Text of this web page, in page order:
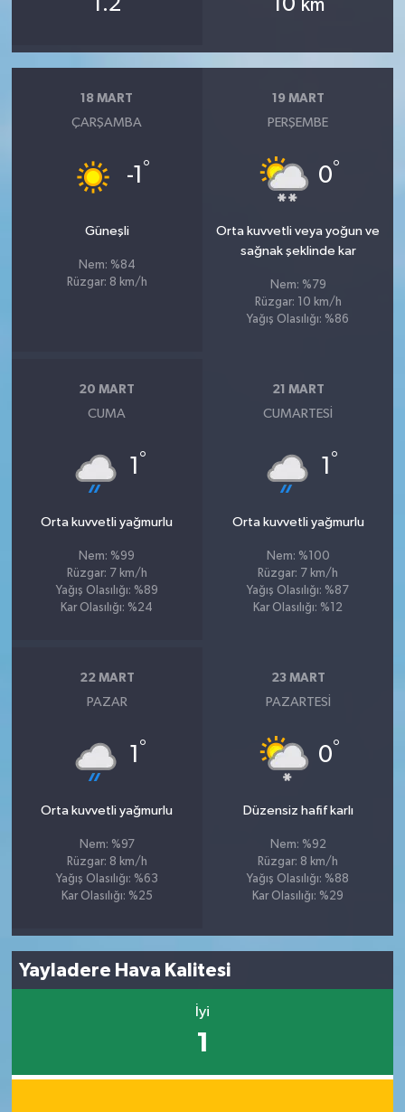
1.2 10 km
18 MART
ÇARŞAMBA
-1 °
Güneşli
Nem: %84
Rüzgar: 8 km/h
19 MART
PERŞEMBE
0°
Orta kuvvetli veya yoğun ve
sağnak şeklinde kar
Nem: %79
Rüzgar: 10 km/h
Yağış Olasılığı: %86
20 MART
CUMA
1 °
Orta kuvvetli yağmurlu
Nem: %99
Rüzgar: 7 km/h
Yağış Olasılığı: %89
Kar Olasılığı: %24
21 MART
CUMARTESI
1 °
Orta kuvvetli yağmurlu
Nem: %100
Rüzgar: 7 km/h
Yağış Olasılığı: %87
Kar Olasılığı: %12
22 MART
PAZAR
1 °
Orta kuvvetli yağmurlu
Nem: %97
Rüzgar: 8 km/h
Yağış Olasılığı: %63
Kar Olasılığı: %25
23 MART
PAZARTESI
0°
Düzensiz hafif karlı
Nem: %92
Rüzgar: 8 km/h
Yağış Olasılığı: %88
Kar Olasılığı: %29
Yayladere Hava Kalitesi
İyi
1